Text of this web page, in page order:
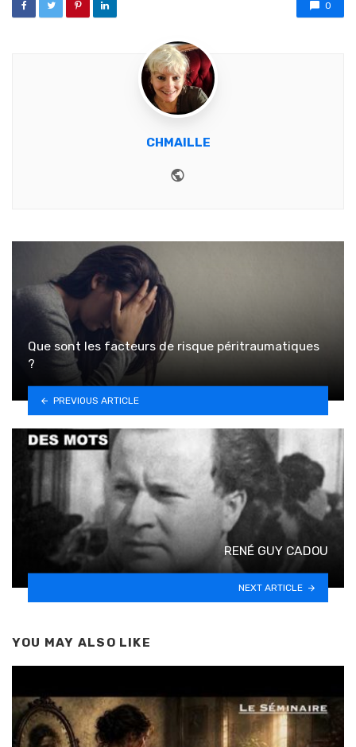
0
CHMAILLE
Que sont les facteurs de risque péritraumatiques
?
PREVIOUS ARTICLE
RENÉ GUY CADOU
NEXT ARTICLE
YOU MAY ALSO LIKE